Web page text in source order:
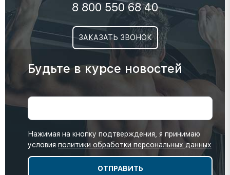
8 800 550 68 40
ЗАКАЗАТЬ ЗВОНОК
Будьте в курсе новостей
Нажимая на кнопку подтверждения, я принимаю
условия политики обработки персональных данных